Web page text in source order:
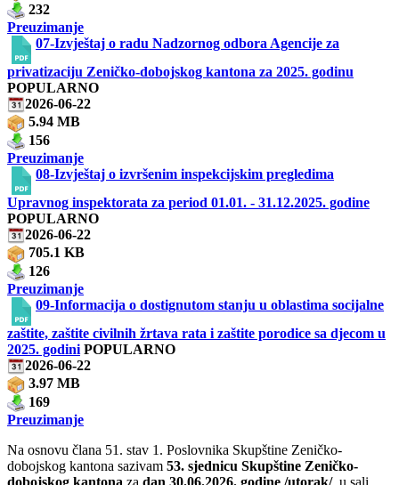
232
Preuzimanje
07-Izvještaj o radu Nadzornog odbora Agencije za
privatizaciju Zeničko-dobojskog kantona za 2025. godinu
POPULARNO
2026-06-22
5.94 MB
156
Preuzimanje
08-Izvještaj o izvršenim inspekcijskim pregledima
Upravnog inspektorata za period 01.01. - 31.12.2025. godine
POPULARNO
2026-06-22
705.1 KB
126
Preuzimanje
09-Informacija o dostignutom stanju u oblastima socijalne
zaštite, zaštite civilnih žrtava rata i zaštite porodice sa djecom u
2025. godini POPULARNO
2026-06-22
3.97 MB
169
Preuzimanje
Na osnovu člana 51. stav 1. Poslovnika Skupštine Zeničko-
dobojskog kantona sazivam 53. sjednicu Skupštine Zeničko-
dobojskog kantona za dan 30.06.2026. godine /utorak/, u sali